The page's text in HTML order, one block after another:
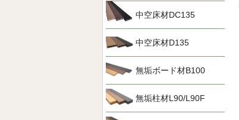
中空床材DC135
中空床材D135
無垢ボード材B100
無垢柱材L90/L90F